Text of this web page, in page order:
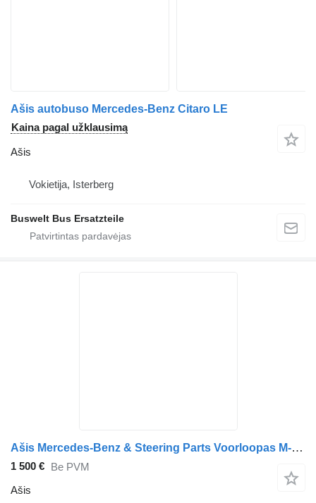
Ašis autobuso Mercedes-Benz Citaro LE
Kaina pagal užklausimą
Ašis
Vokietija, Isterberg
Buswelt Bus Ersatzteile
Ašis Mercedes-Benz & Steering Parts Voorloopas M-4,3LA/C17.5 MB MP 0003900300 sunkvežimio
1 500 € Be PVM
Ašis